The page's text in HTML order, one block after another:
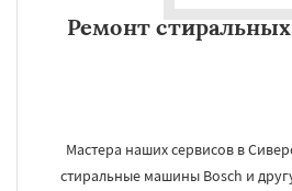
Ремонт
Мастера наших сервисов в
стиральные машины Bosch и